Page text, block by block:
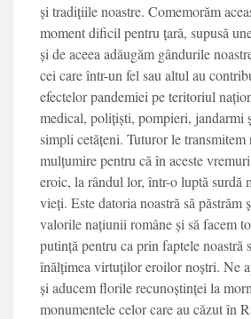
și tradițiile noastre. Comemorăm
moment dificil pentru țară, supusă
și de aceea adăugăm gândurile
cei care într-un fel sau altul au
efectelor pandemiei pe teritoriul
medical, polițiști, pompieri, jandarmi
simpli cetățeni. Tuturor le transmitem
mulțumire pentru că în aceste
eroic, la rândul lor, într-o luptă surdă
vieți. Este datoria noastră să păstrăm
valorile națiunii române și să facem
putință pentru ca prin faptele noastră
înălțimea virtuților eroilor noștri. Ne
și aducem florile recunoștinței la
monumentele celor care au căzut în